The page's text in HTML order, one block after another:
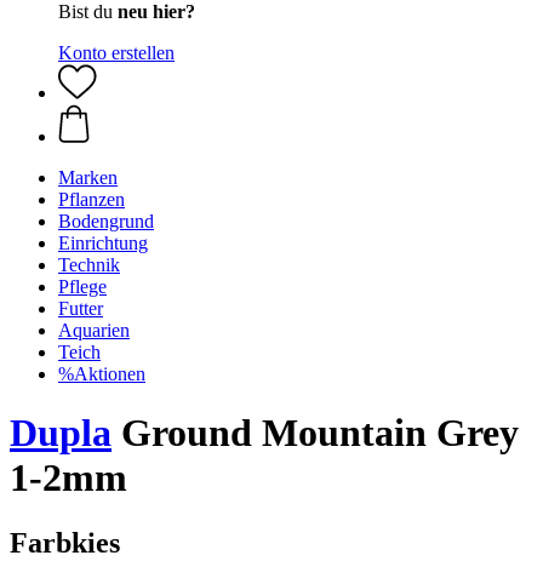
Bist du neu hier?
Konto erstellen
Marken
Pflanzen
Bodengrund
Einrichtung
Technik
Pflege
Futter
Aquarien
Teich
%Aktionen
Dupla Ground Mountain Grey
1-2mm
Farbkies